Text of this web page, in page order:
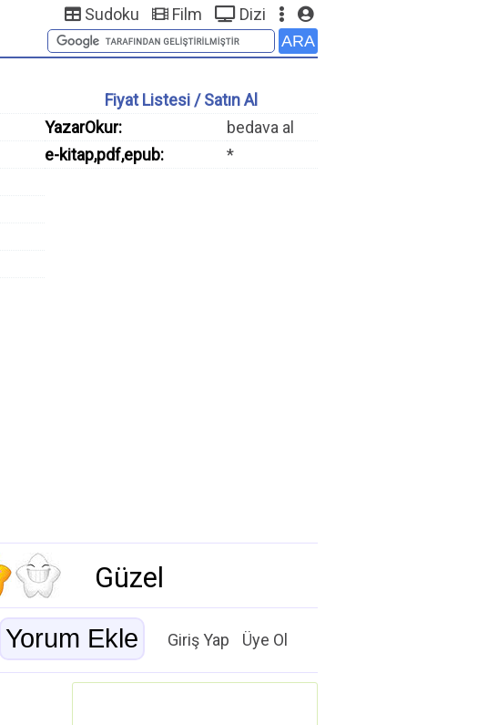
Sudoku Film Dizi
Fiyat Listesi / Satın Al
YazarOkur:
bedava al
e-kitap,pdf,epub:
*
Güzel
Giriş Yap Üye Ol